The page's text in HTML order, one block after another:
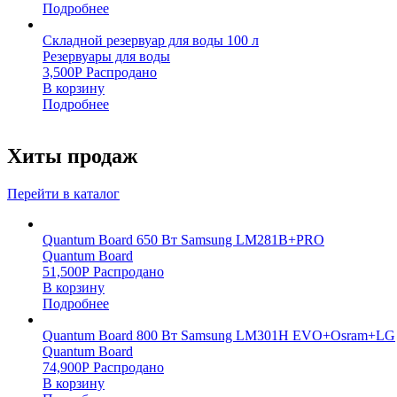
Подробнее
Складной резервуар для воды 100 л
Резервуары для воды
3,500Р Распродано
В корзину
Подробнее
Хиты продаж
Перейти в каталог
Quantum Board 650 Вт Samsung LM281B+PRO
Quantum Board
51,500Р Распродано
В корзину
Подробнее
Quantum Board 800 Вт Samsung LM301H EVO+Osram+LG
Quantum Board
74,900Р Распродано
В корзину